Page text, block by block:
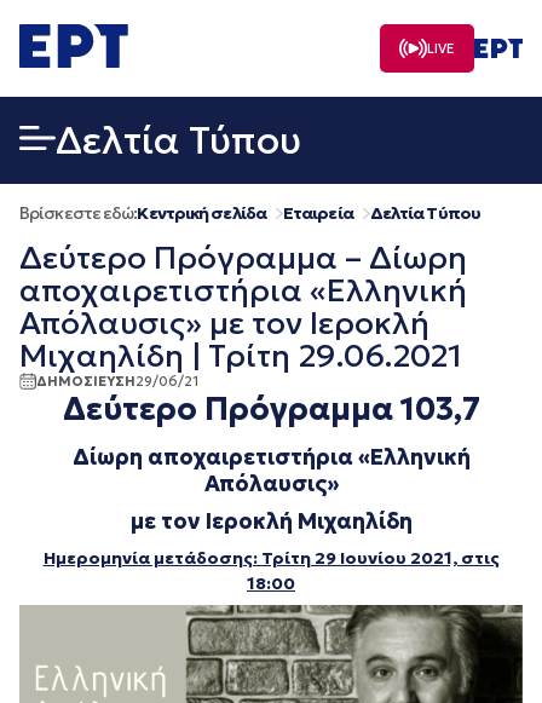
σε
περιεχόμενο
LIVE
Δελτία Τύπου
Βρίσκεστε εδώ:Κεντρική σελίδα Εταιρεία Δελτία Τύπου
Δεύτερο Πρόγραμμα – Δίωρη
αποχαιρετιστήρια «Ελληνική
Απόλαυσις» με τον Ιεροκλή
Μιχαηλίδη | Τρίτη 29.06.2021
ΔΗΜΟΣΙΕΥΣΗ29/06/21
Δεύτερο Πρόγραμμα 103,7
Δίωρη αποχαιρετιστήρια «Ελληνική
Απόλαυσις»
με τον Ιεροκλή Μιχαηλίδη
Ημερομηνία μετάδοσης: Τρίτη 29 Ιουνίου 2021, στις
18:00